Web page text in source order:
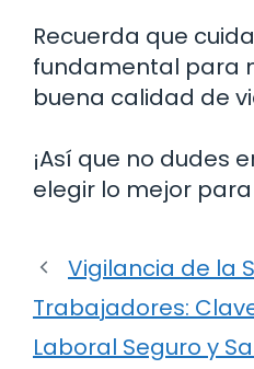
Recuerda que
fundamental para
buena calidad de
¡Así que no dudes
elegir lo mejor
Vigilancia de la
Trabajadores:
Laboral Seguro y